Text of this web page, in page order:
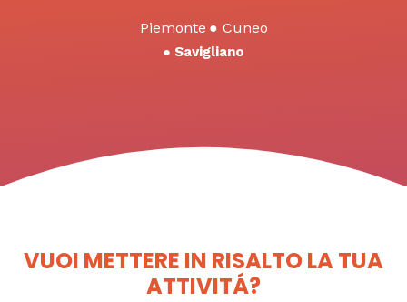
Piemonte ● Cuneo
● Savigliano
VUOI METTERE IN RISALTO LA TUA
ATTIVITÁ?